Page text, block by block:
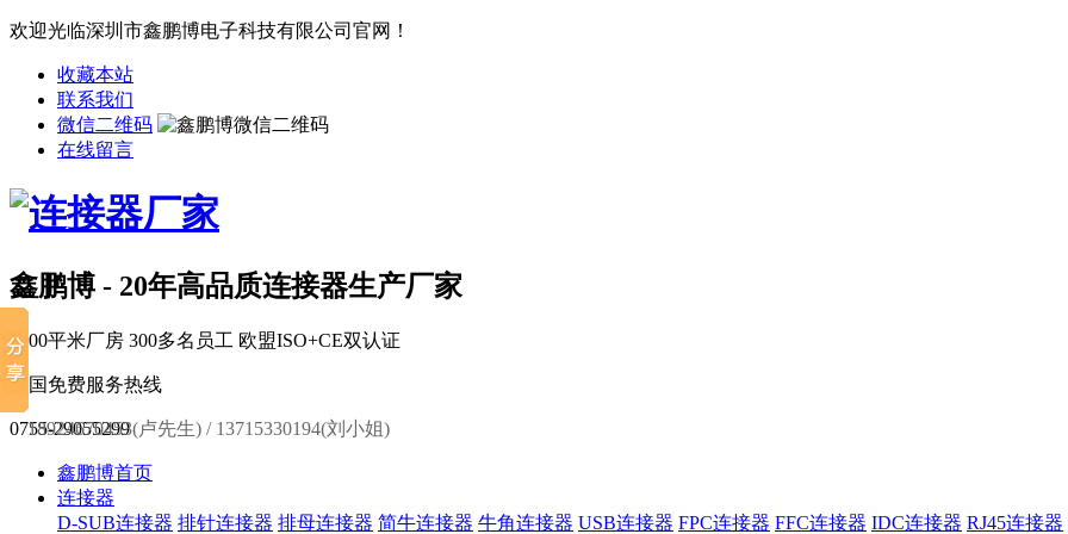
欢迎光临深圳市鑫鹏博电子科技有限公司官网！
收藏本站
联系我们
微信二维码
在线留言
鑫鹏博 - 20年高品质连接器生产厂家
6000平米厂房 300多名员工 欧盟ISO+CE双认证
全国免费服务热线
0755-29055299
18924670453(卢先生) / 13715330194(刘小姐)
鑫鹏博首页
连接器
D-SUB连接器 排针连接器 排母连接器 简牛连接器 牛角连接器 USB连接器 FPC连接器 FFC连接器 IDC连接器 RJ45连接器